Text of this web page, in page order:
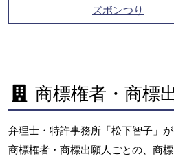
ズボンつり
商標権者・商標
弁理士・特許事務所「松下智子」
商標権者・商標出願人ごとの、商